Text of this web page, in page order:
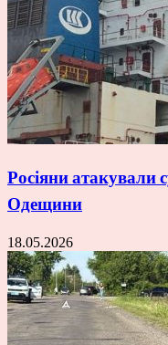
Росіяни атакували
Одещини
18.05.2026